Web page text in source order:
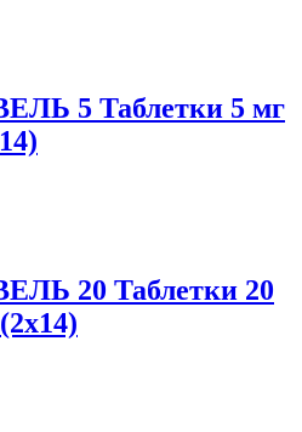
5 Таблетки 5 мг
20 Таблетки 20